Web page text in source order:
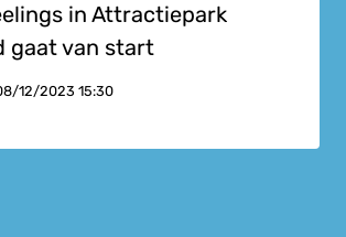
in Attractiepark
gaat van start
12/2023 15:30